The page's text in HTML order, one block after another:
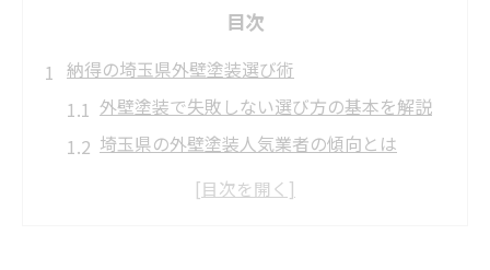
目次
納得の埼玉県外壁塗装選び術
外壁塗装で失敗しない選び方の基本を解説
埼玉県の外壁塗装人気業者の傾向とは
外壁塗装ランキングを活用した比較方法